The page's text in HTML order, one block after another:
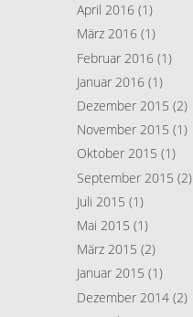
April 2016 (1)
März 2016 (1)
Februar 2016 (1)
Januar 2016 (1)
Dezember 2015 (2)
November 2015 (1)
Oktober 2015 (1)
September 2015 (2)
Juli 2015 (1)
Mai 2015 (1)
März 2015 (2)
Januar 2015 (1)
Dezember 2014 (2)